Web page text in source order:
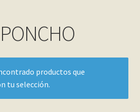
productos que
tu selección.